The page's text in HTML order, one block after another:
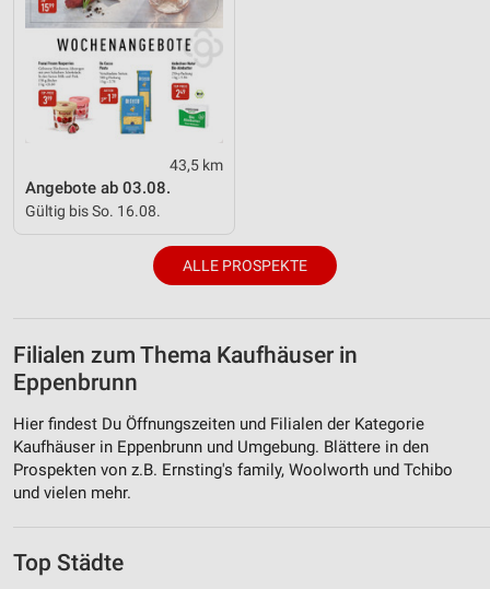
43,5 km
Angebote ab 03.08.
Gültig bis So. 16.08.
ALLE PROSPEKTE
Filialen zum Thema Kaufhäuser in
Eppenbrunn
Hier findest Du Öffnungszeiten und Filialen der Kategorie
Kaufhäuser in Eppenbrunn und Umgebung. Blättere in den
Prospekten von z.B. Ernsting's family, Woolworth und Tchibo
und vielen mehr.
Top Städte